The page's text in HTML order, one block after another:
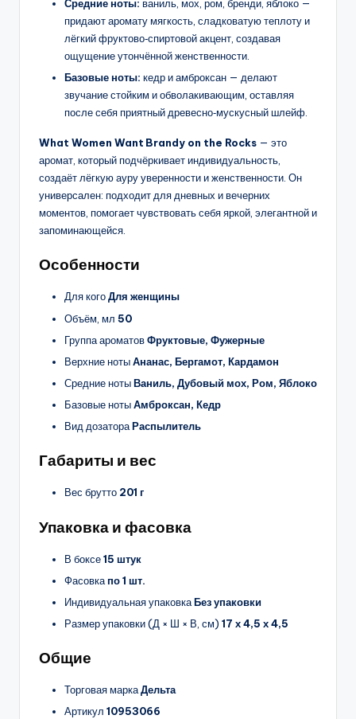
Средние ноты: ваниль, мох, ром, бренди, яблоко —
придают аромату мягкость, сладковатую теплоту и
лёгкий фруктово‑спиртовой акцент, создавая
ощущение утончённой женственности.
Базовые ноты: кедр и амброксан — делают
звучание стойким и обволакивающим, оставляя
после себя приятный древесно‑мускусный шлейф.
What Women Want Brandy on the Rocks — это
аромат, который подчёркивает индивидуальность,
создаёт лёгкую ауру уверенности и женственности. Он
универсален: подходит для дневных и вечерних
моментов, помогает чувствовать себя яркой, элегантной и
запоминающейся.
Особенности
Для когоДля женщины
Объём, мл 50
Группа ароматовФруктовые, Фужерные
Верхние нотыАнанас, Бергамот, Кардамон
Средние нотыВаниль, Дубовый мох, Ром, Яблоко
Базовые нотыАмброксан, Кедр
Вид дозатораРаспылитель
Габариты и вес
Вес брутто 201 г
Упаковка и фасовка
В боксе15 штук
Фасовкапо 1 шт.
Индивидуальная упаковкаБез упаковки
Размер упаковки (Д × Ш × В, см) 17 х 4,5 х 4,5
Общие
Торговая маркаДельта
Артикул 10953066